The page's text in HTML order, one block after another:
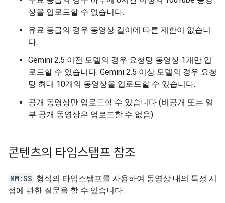
상을 업로드할 수 없습니다.
유료 등급의 경우 동영상 길이에 따른 제한이 없습니
다.
Gemini 2.5 이전 모델의 경우 요청당 동영상 1개만 업
로드할 수 있습니다. Gemini 2.5 이상 모델의 경우 요청
당 최대 10개의 동영상을 업로드할 수 있습니다.
공개 동영상만 업로드할 수 있습니다 (비공개 또는 일
부 공개 동영상은 업로드할 수 없음).
콘텐츠의 타임스탬프 참조
MM:SS 형식의 타임스탬프를 사용하여 동영상 내의 특정 시
점에 관한 질문을 할 수 있습니다.